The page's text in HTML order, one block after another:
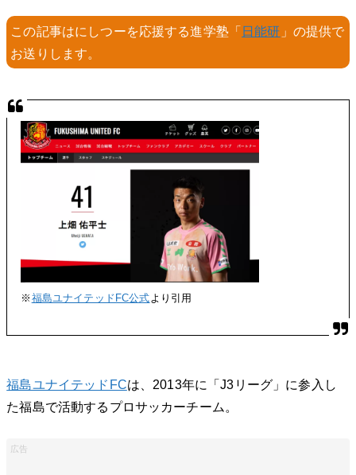
この記事はにしつーを応援する進学塾「日能研 」の提供で
お送りします。
※ 福島ユナイテッドFC公式 より引用
福島ユナイテッドFCは、2013年に「J3リーグ」に参入し
た福島で活動するプロサッカーチーム。